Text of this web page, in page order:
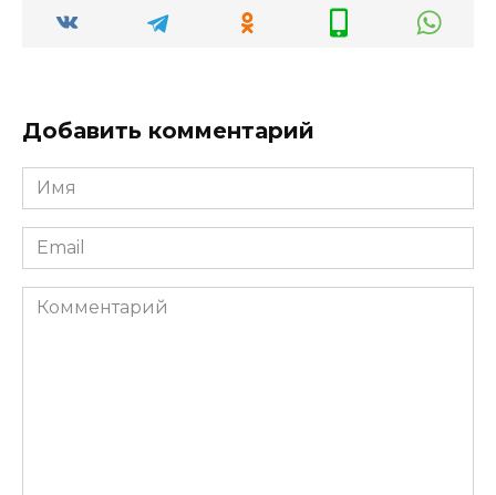
Добавить комментарий
Имя
*
Email
*
Комментарий